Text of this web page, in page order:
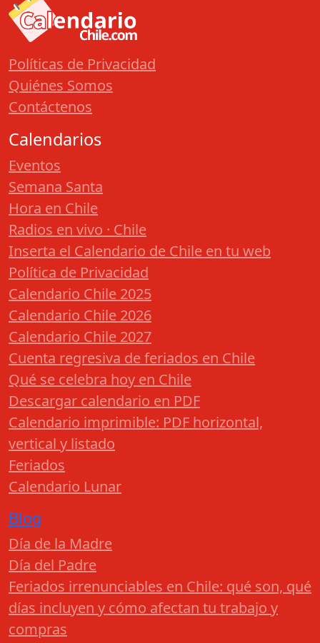
Políticas de Privacidad
Quiénes Somos
Contáctenos
Calendarios
Eventos
Semana Santa
Hora en Chile
Radios en vivo · Chile
Inserta el Calendario de Chile en tu web
Política de Privacidad
Calendario Chile 2025
Calendario Chile 2026
Calendario Chile 2027
Cuenta regresiva de feriados en Chile
Qué se celebra hoy en Chile
Descargar calendario en PDF
Calendario imprimible: PDF horizontal,
vertical y listado
Feriados
Calendario Lunar
Blog
Día de la Madre
Día del Padre
Feriados irrenunciables en Chile: qué son, qué
días incluyen y cómo afectan tu trabajo y
compras